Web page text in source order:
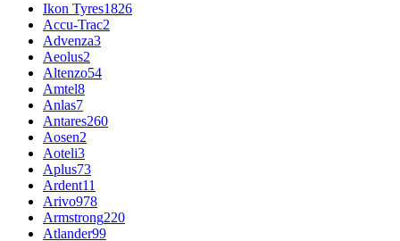
Ikon Tyres1826
Accu-Trac2
Advenza3
Aeolus2
Altenzo54
Amtel8
Anlas7
Antares260
Aosen2
Aoteli3
Aplus73
Ardent11
Arivo978
Armstrong220
Atlander99